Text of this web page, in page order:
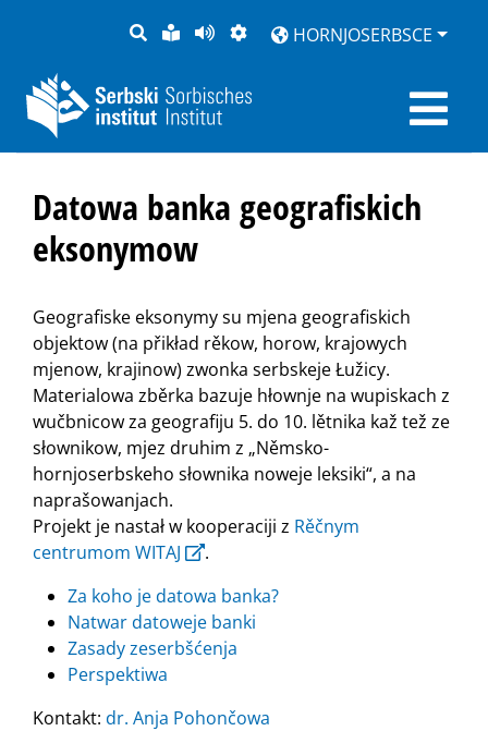
PYTANJE
LOCHKA
RĚČ
STRONU
PŘEDČITAĆ
ZWOBRAZNJENJE
HORNJOSERBSCE
Datowa banka geografiskich
eksonymow
Geografiske eksonymy su mjena geografiskich
objektow (na přikład rěkow, horow, krajowych
mjenow, krajinow) zwonka serbskeje Łužicy.
Materialowa zběrka bazuje hłownje na wupiskach z
wučbnicow za geografiju 5. do 10. lětnika kaž tež ze
słownikow, mjez druhim z „Němsko-
hornjoserbskeho słownika noweje leksiki“, a na
naprašowanjach.
Projekt je nastał w kooperaciji z Rěčnym
centrumom WITAJ
.
Za koho je datowa banka?
Natwar datoweje banki
Zasady zeserbšćenja
Perspektiwa
Kontakt: dr. Anja Pohončowa